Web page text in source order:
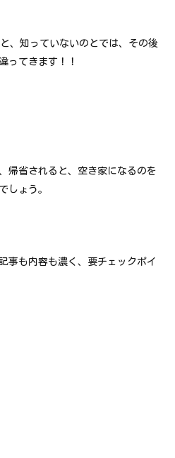
、知っていないのとでは、その後
ってきます！！
帰省されると、空き家になるのを
しょう。
事も内容も濃く、要チェックポイ